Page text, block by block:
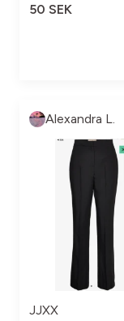
50 SEK
Alexandra L.
JJXX